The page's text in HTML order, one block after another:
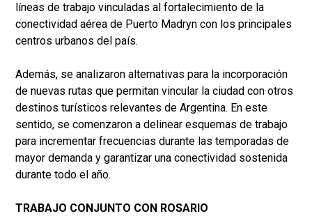
líneas de trabajo vinculadas al fortalecimiento de la
conectividad aérea de Puerto Madryn con los principales
centros urbanos del país.
Además, se analizaron alternativas para la incorporación
de nuevas rutas que permitan vincular la ciudad con otros
destinos turísticos relevantes de Argentina. En este
sentido, se comenzaron a delinear esquemas de trabajo
para incrementar frecuencias durante las temporadas de
mayor demanda y garantizar una conectividad sostenida
durante todo el año.
TRABAJO CONJUNTO CON ROSARIO